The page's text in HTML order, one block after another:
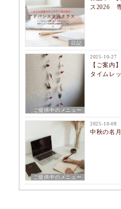
日記
ス2026
ご提供中のメニュー
2025-10-27
【ご案内
タイムレ
ご提供中のメニュー
2025-10-08
中秋の名